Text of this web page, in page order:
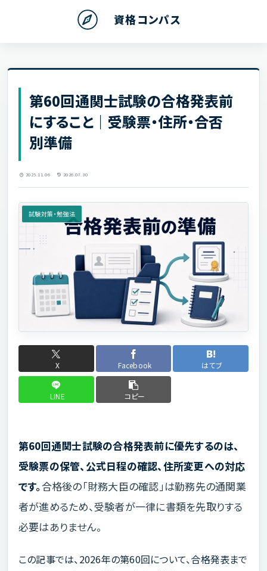
資格コンパス
第60回通関士試験の合格発表前
にすること｜受験票・住所・合否
別準備
試験対策・勉強法
X Facebook はてブ
LINE コピー
2025.11.06 2026.07.30
第60回通関士試験の合格発表前に優先するのは、
受験票の保管、公式日程の確認、住所変更への対応
です。合格後の「財務大臣の確認」は勤務先の通関業
者が進めるため、受験者が一律に書類を先取りする
必要はありません。
この記事では、2026年の第60回について、合格発表まで